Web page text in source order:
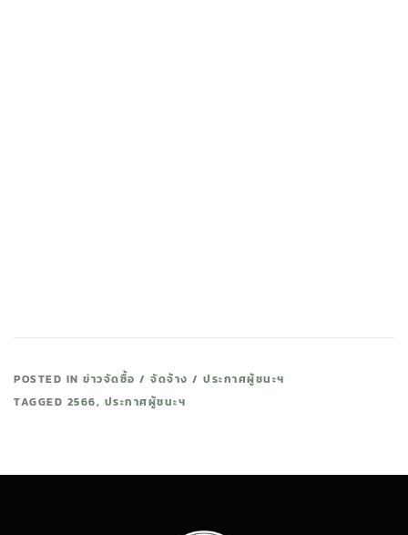
POSTED IN ข่าวจัดซื้อ / จัดจ้าง / ประกาศผู้ชนะฯ
TAGGED 2566, ประกาศผู้ชนะฯ